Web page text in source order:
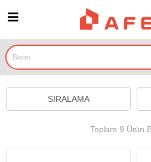
SIRALAMA
Toplam 9 Ürün